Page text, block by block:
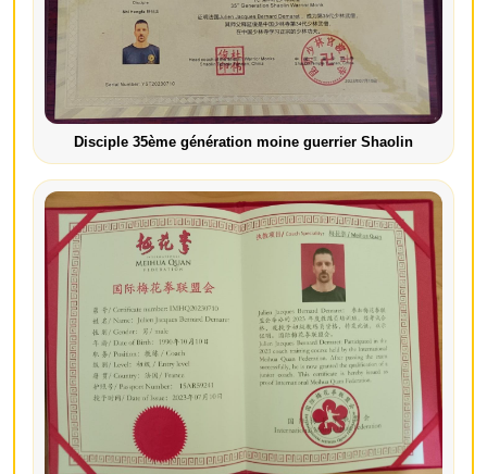
Disciple 35ème génération moine guerrier Shaolin